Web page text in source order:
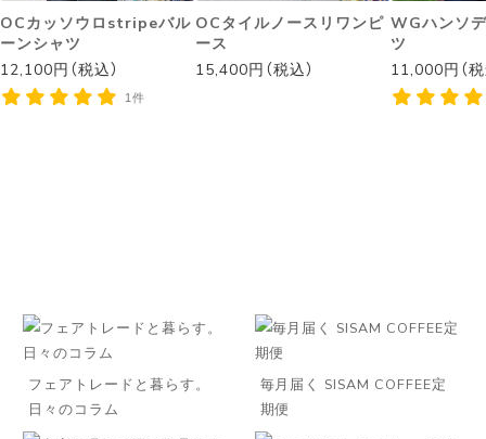
OCカッソウロstripeバル
ーンシャツ
12,100円（税込）
1件
OCタイルノースリワンピ
ース
15,400円（税込）
WGハンソ
ツ
11,000円（税
フェアトレードと暮らす。
日々のコラム
毎月届く SISAM COFFEE定
期便